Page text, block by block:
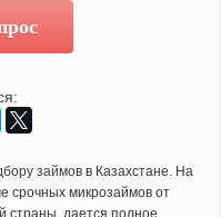
займов в Казахстане. На
срочных микрозаймов от
страны, дается полное